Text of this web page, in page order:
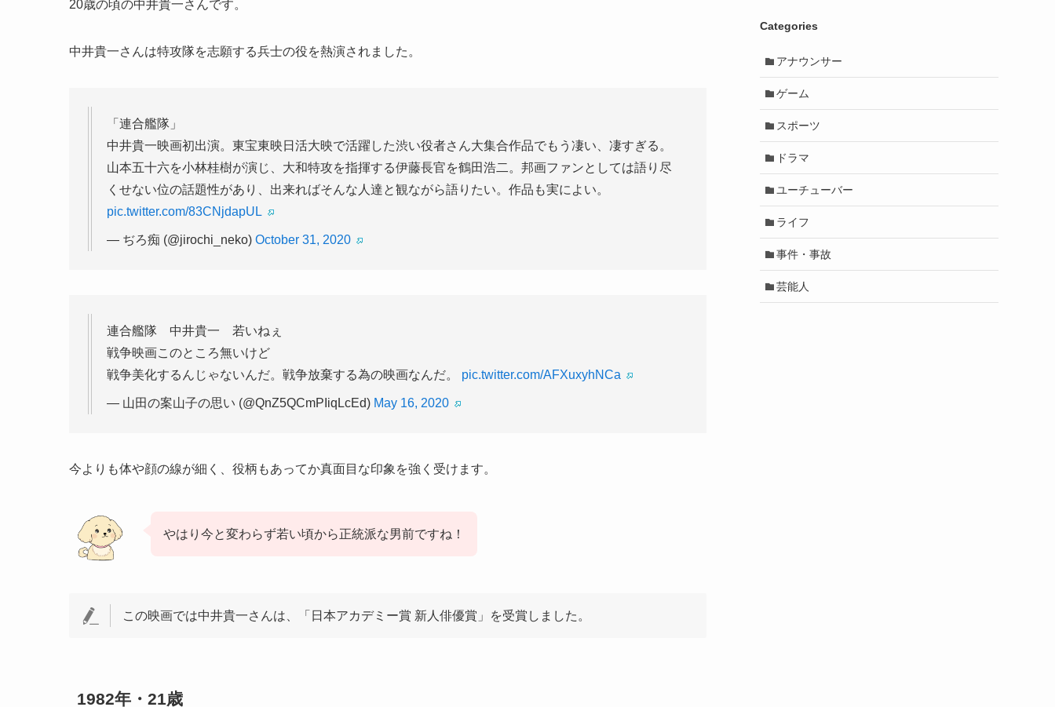
20歳の頃の中井貴一さんです。
中井貴一さんは特攻隊を志願する兵士の役を熱演されました。
「連合艦隊」
中井貴一映画初出演。東宝東映日活大映で活躍した渋い役者さん大集合作品でもう凄い、凄すぎる。
山本五十六を小林桂樹が演じ、大和特攻を指揮する伊藤長官を鶴田浩二。邦画ファンとしては語り尽
くせない位の話題性があり、出来ればそんな人達と観ながら語りたい。作品も実によい。
pic.twitter.com/83CNjdapUL
— ぢろ痴 (@jirochi_neko) October 31, 2020
連合艦隊 中井貴一 若いねぇ
戦争映画このところ無いけど
戦争美化するんじゃないんだ。戦争放棄する為の映画なんだ。 pic.twitter.com/AFXuxyhNCa
— 山田の案山子の思い (@QnZ5QCmPIiqLcEd) May 16, 2020
今よりも体や顔の線が細く、役柄もあってか真面目な印象を強く受けます。
やはり今と変わらず若い頃から正統派な男前ですね！
この映画では中井貴一さんは、「日本アカデミー賞 新人俳優賞」を受賞しました。
1982年・21歳
Categories
アナウンサー
ゲーム
スポーツ
ドラマ
ユーチューバー
ライフ
事件・事故
芸能人